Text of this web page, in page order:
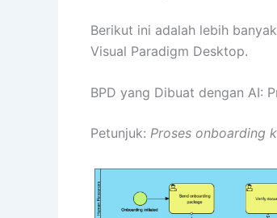
Berikut ini adalah lebih
Visual Paradigm Desktop.
BPD yang Dibuat dengan AI:
Petunjuk: Proses onboarding